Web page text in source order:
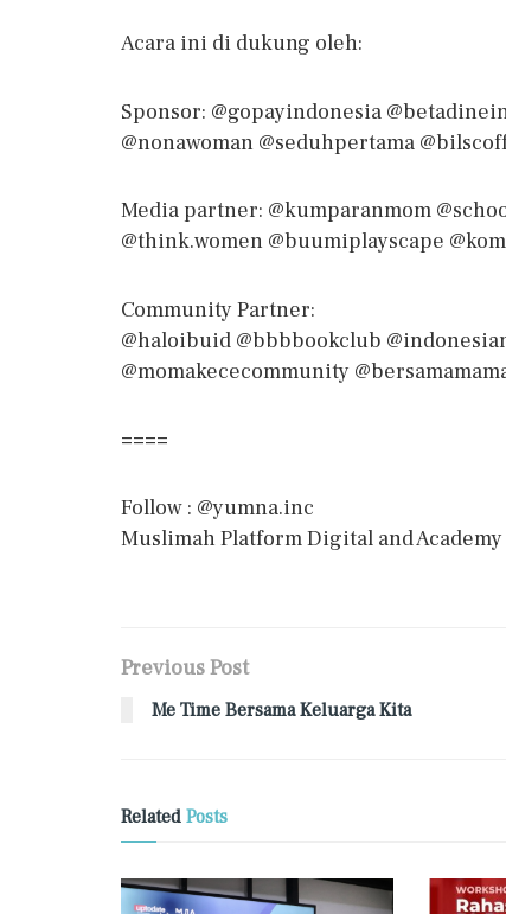
Acara ini di dukung oleh:
Sponsor: @gopayindonesia
@nonawoman @seduhpertama
Media partner: @kumparanmom
@think.women @buumiplayscape
Community Partner:
@haloibuid @bbbbookclub
@momakececommunity
====
Follow : @yumna.inc
Muslimah Platform Digital and
Previous Post
Me Time Bersama Keluarga Kita
Related Posts